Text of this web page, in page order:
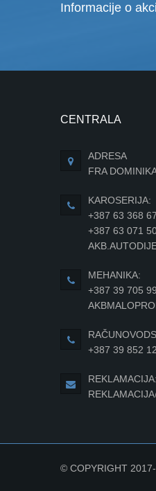
Informacije o
CENTRALA
ADRESA
FRA
KAROSERIJA:
+387 63 368
+387 63 071
MEHANIKA:
+387 39 705
+387 39 852
REKLAMACIJA:
© COPYRIGHT